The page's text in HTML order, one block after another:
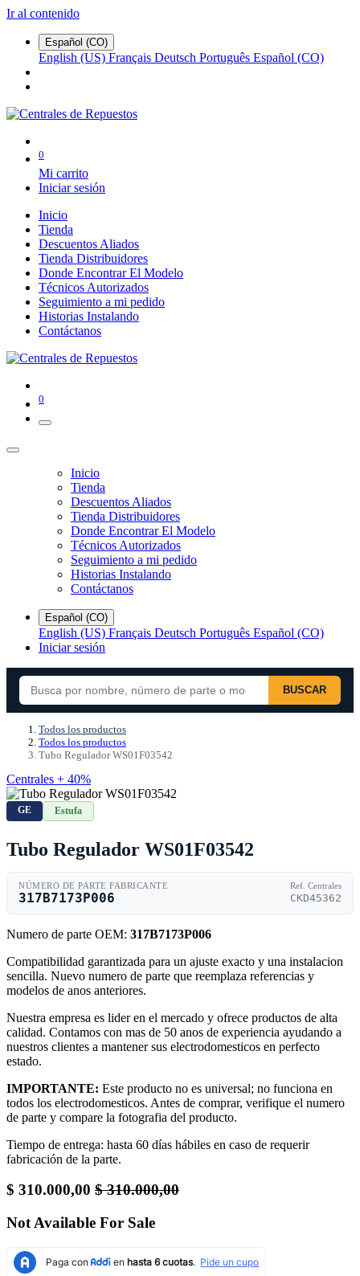
Ir al contenido
Español (CO)
English (US) Français Deutsch Português Español (CO)
0
Mi carrito
Iniciar sesión
Inicio
Tienda
Descuentos Aliados
Tienda Distribuidores
Donde Encontrar El Modelo
Técnicos Autorizados
Seguimiento a mi pedido
Historias Instalando
Contáctanos
0
Inicio
Tienda
Descuentos Aliados
Tienda Distribuidores
Donde Encontrar El Modelo
Técnicos Autorizados
Seguimiento a mi pedido
Historias Instalando
Contáctanos
Español (CO)
English (US) Français Deutsch Português Español (CO)
Iniciar sesión
BUSCAR
Todos los productos
Todos los productos
Tubo Regulador WS01F03542
Centrales + 40%
GE Estufa
Tubo Regulador WS01F03542
NÚMERO DE PARTE FABRICANTE
317B7173P006
Ref. Centrales
CKD45362
Numero de parte OEM: 317B7173P006
Compatibilidad garantizada para un ajuste exacto y una instalacion
sencilla. Nuevo numero de parte que reemplaza referencias y
modelos de anos anteriores.
Nuestra empresa es lider en el mercado y ofrece productos de alta
calidad. Contamos con mas de 50 anos de experiencia ayudando a
nuestros clientes a mantener sus electrodomesticos en perfecto
estado.
IMPORTANTE: Este producto no es universal; no funciona en
todos los electrodomesticos. Antes de comprar, verifique el numero
de parte y compare la fotografia del producto.
Tiempo de entrega: hasta 60 días hábiles en caso de requerir
fabricación de la parte.
$ 310.000,00 $310.000,00
Not Available For Sale